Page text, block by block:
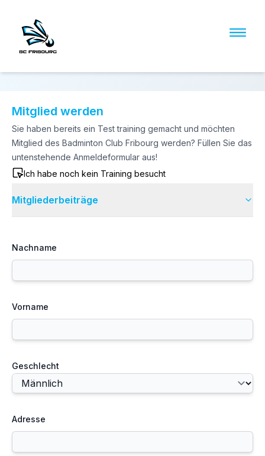
Mitglied werden
Sie haben bereits ein Test training gemacht und möchten
Mitglied des Badminton Club Fribourg werden? Füllen Sie das
untenstehende Anmeldeformular aus!
Ich habe noch kein Training besucht
Mitgliederbeiträge
Nachname
Vorname
Geschlecht
Adresse